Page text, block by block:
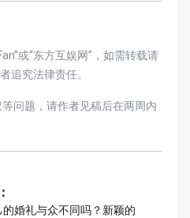
或“东方互娱网”，如需转载请
追究法律责任。
等问题，请作者见稿后在两周内
的婚礼与众不同吗？新颖的